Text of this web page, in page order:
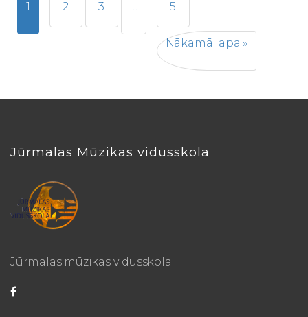
1 2 3 5
Nākamā lapa »
Jūrmalas Mūzikas vidusskola
Jūrmalas mūzikas vidusskola